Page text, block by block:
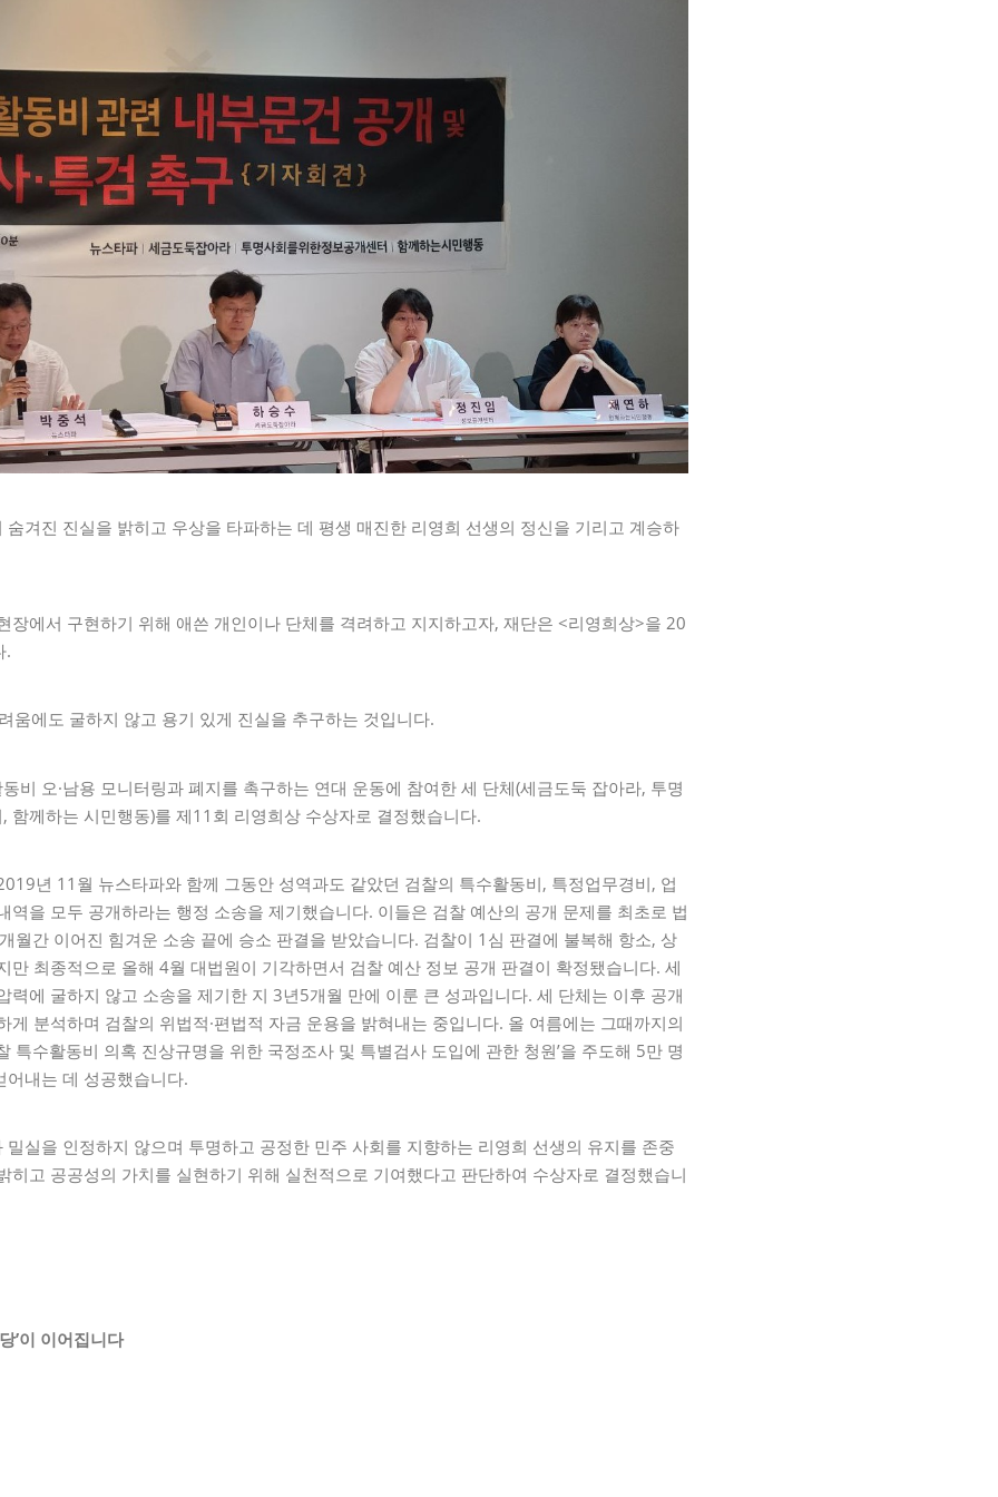
겨진 진실을 밝히고 우상을 타파하는 데 평생 매진한 리영희 선생의 정신을 기리고 계승하
장에서 구현하기 위해 애쓴 개인이나 단체를 격려하고 지지하고자, 재단은 <리영희상>을 20
.
움에도 굴하지 않고 용기 있게 진실을 추구하는 것입니다.
비 오·남용 모니터링과 폐지를 촉구하는 연대 운동에 참여한 세 단체(세금도둑 잡아라, 투명
함께하는 시민행동)를 제11회 리영희상 수상자로 결정했습니다.
년 11월 뉴스타파와 함께 그동안 성역과도 같았던 검찰의 특수활동비, 특정업무경비, 업
역을 모두 공개하라는 행정 소송을 제기했습니다. 이들은 검찰 예산의 공개 문제를 최초로 법
월간 이어진 힘겨운 소송 끝에 승소 판결을 받았습니다. 검찰이 1심 판결에 불복해 항소, 상
만 최종적으로 올해 4월 대법원이 기각하면서 검찰 예산 정보 공개 판결이 확정됐습니다. 세
력에 굴하지 않고 소송을 제기한 지 3년5개월 만에 이룬 큰 성과입니다. 세 단체는 이후 공개
게 분석하며 검찰의 위법적·편법적 자금 운용을 밝혀내는 중입니다. 올 여름에는 그때까지의
특수활동비 의혹 진상규명을 위한 국정조사 및 특별검사 도입에 관한 청원’을 주도해 5만 명
내는 데 성공했습니다.
실을 인정하지 않으며 투명하고 공정한 민주 사회를 지향하는 리영희 선생의 유지를 존중
히고 공공성의 가치를 실현하기 위해 실천적으로 기여했다고 판단하여 수상자로 결정했습니
’이 이어집니다